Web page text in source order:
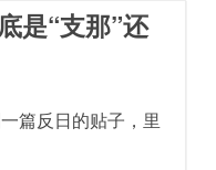
是“支那”还
篇反日的贴子，里